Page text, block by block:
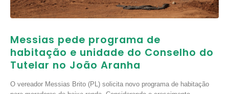
Messias pede programa de
habitação e unidade do Conselho do
Tutelar no João Aranha
O vereador Messias Brito (PL) solicita novo programa de habitação